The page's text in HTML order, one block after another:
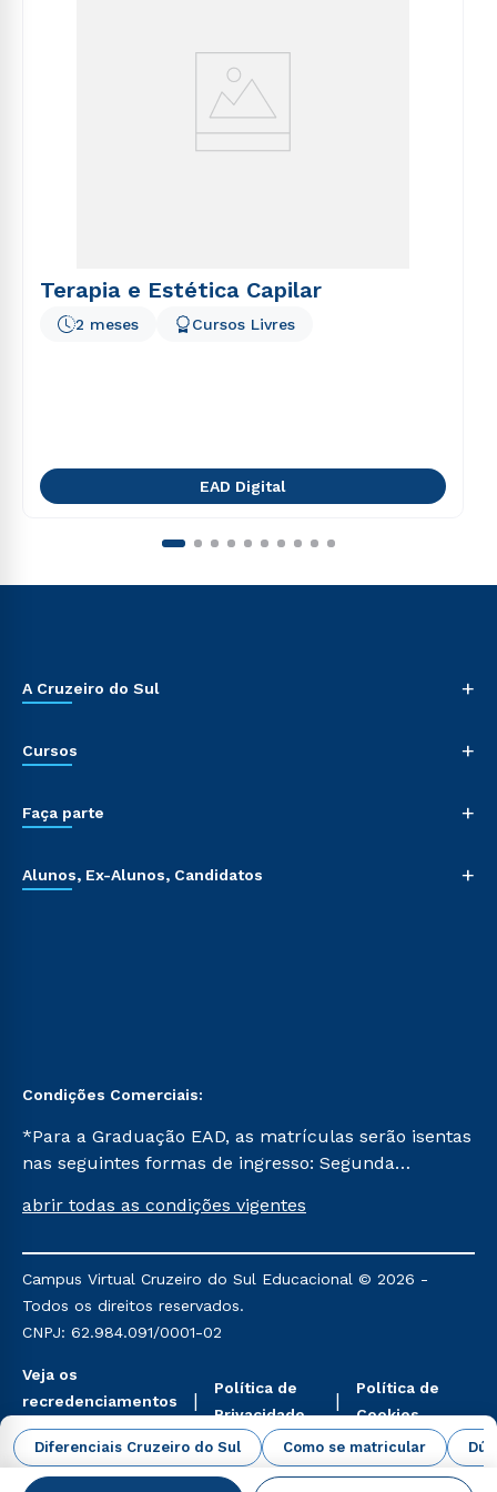
Diferenciais Cruzeiro do Sul Como se matricular
Terapia e Estética Capilar
2 meses Cursos Livres
EAD Digital
A Cruzeiro do Sul +
Cursos +
Faça parte +
Alunos, Ex-Alunos, Candidatos +
Condições Comerciais:
*Para a Graduação EAD, as matrículas serão isentas
nas seguintes formas de ingresso: Segunda
Já para as demais, a taxa de matrícula será de R$
mencionadas são referentes aos cursos: Ensino
Religioso, Geografia para a Docência e Metodologia
do Ensino de História: Questões Atuais.
abrir todas as condições vigentes
Campus Virtual Cruzeiro do Sul Educacional © 2026 -
Todos os direitos reservados.
CNPJ: 62.984.091/0001-02
Veja os
recredenciamentos
aqui
Política de
Privacidade
Política de
Cookies